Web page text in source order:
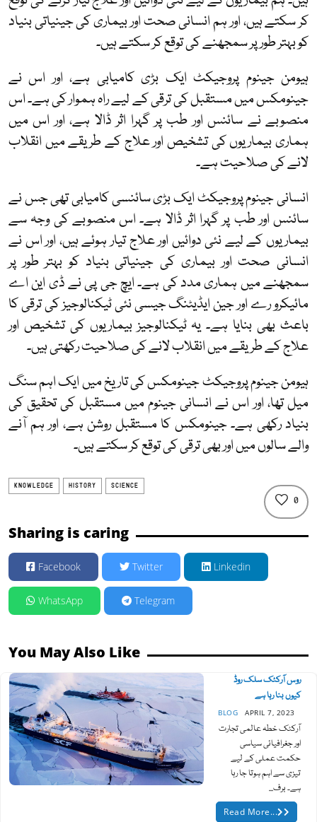
کر سکتے ہیں، اور ہم انسانی صحت اور بیماری کی جینیاتی بنیاد
کو بہتر طور پر سمجھنے کی توقع کر سکتے ہیں۔
ہیومن جینوم پروجیکٹ ایک بڑی کامیابی ہے، اور اس نے
جینومکس میں مستقبل کی ترقی کے لیے راہ ہموار کی ہے۔ اس
منصوبے نے سائنس اور طب پر گہرا اثر ڈالا ہے، اور اس میں
ہماری بیماریوں کی تشخیص اور علاج کے طریقے میں انقلاب
لانے کی صلاحیت ہے۔
انسانی جینوم پروجیکٹ ایک بڑی سائنسی کامیابی تھی جس نے
سائنس اور طب پر گہرا اثر ڈالا ہے۔ اس منصوبے کی وجہ سے
بیماریوں کے لیے نئی دوائیں اور علاج تیار ہوئے ہیں، اور اس نے
انسانی صحت اور بیماری کی جینیاتی بنیاد کو بہتر طور پر
سمجھنے میں ہماری مدد کی ہے۔ ایچ جی پی نے ڈی این اے
مائیکرو رے اور جین ایڈیٹنگ جیسی نئی ٹیکنالوجیز کی ترقی کا
باعث بھی بنایا ہے۔ یہ ٹیکنالوجیز بیماریوں کی تشخیص اور
علاج کے طریقے میں انقلاب لانے کی صلاحیت رکھتی ہیں۔
ہیومن جینوم پروجیکٹ جینومکس کی تاریخ میں ایک اہم سنگ
میل تھا، اور اس نے انسانی جینوم میں مستقبل کی تحقیق کی
بنیاد رکھی ہے۔ جینومکس کا مستقبل روشن ہے، اور ہم آنے
والے سالوں میں اور بھی ترقی کی توقع کر سکتے ہیں۔
KNOWLEDGE HISTORY SCIENCE
0
Sharing is caring
Facebook Twitter Linkedin
WhatsApp Telegram
You May Also Like
روس آرکٹک سلک روڈ
کیوں بنا رہا ہے
BLOG APRIL 7, 2023
آرکٹک خطہ عالمی تجارت
اور جغرافیائی سیاسی
حکمت عملی کے لیے
تیزی سے اہم ہوتا جا رہا
ہے۔ برف...
Read More...